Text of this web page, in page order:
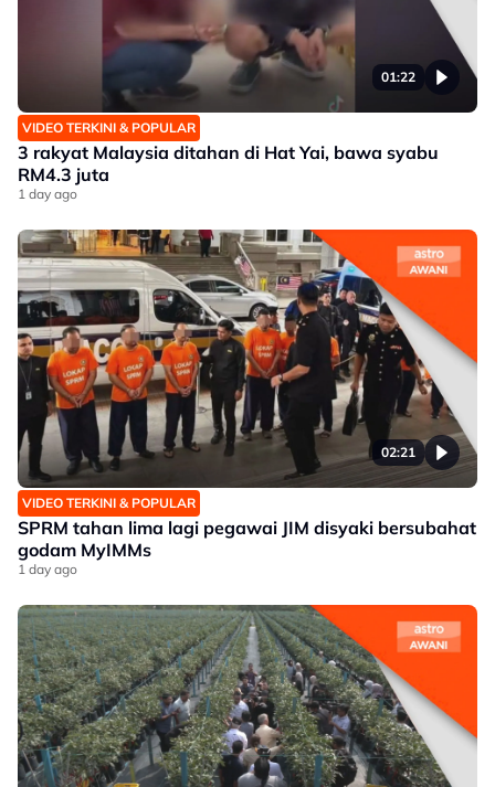
01:22
VIDEO TERKINI & POPULAR
3 rakyat Malaysia ditahan di Hat Yai, bawa syabu
RM4.3 juta
1 day ago
02:21
VIDEO TERKINI & POPULAR
SPRM tahan lima lagi pegawai JIM disyaki bersubahat
godam MyIMMs
1 day ago